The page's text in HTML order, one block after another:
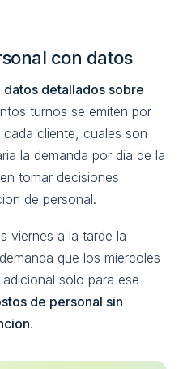
con datos
datos detallados sobre
turnos se emiten por
cliente, cuales son
la demanda por dia de la
tomar decisiones
de personal.
viernes a la tarde la
que los miercoles
solo para ese
de personal sin
.